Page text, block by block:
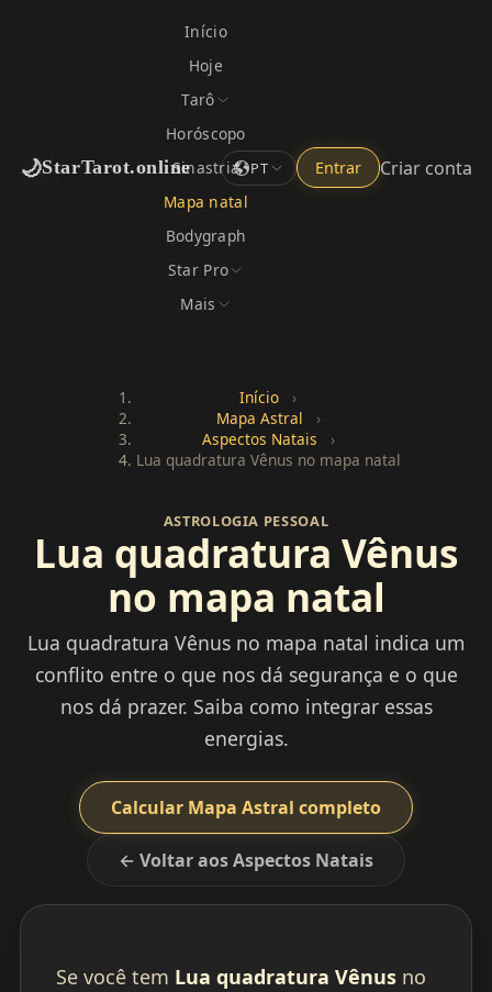
🌙StarTarot.online
Início
Hoje
Tarô
Horóscopo
Sinastria
Mapa natal
Bodygraph
Star Pro
Mais
PT Entrar Criar conta
Início
›
Mapa Astral
›
Aspectos Natais
›
Lua quadratura Vênus no mapa natal
ASTROLOGIA PESSOAL
Lua quadratura Vênus
no mapa natal
Lua quadratura Vênus no mapa natal indica um
conflito entre o que nos dá segurança e o que
nos dá prazer. Saiba como integrar essas
energias.
Calcular Mapa Astral completo
← Voltar aos Aspectos Natais
Se você tem Lua quadratura Vênusno